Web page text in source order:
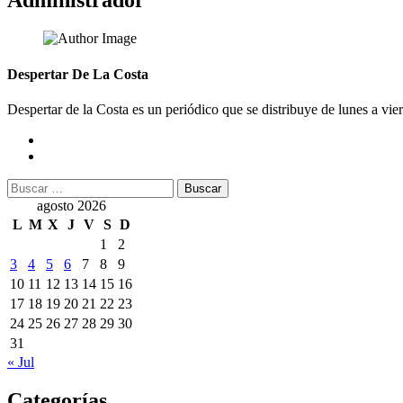
Despertar De La Costa
Despertar de la Costa es un periódico que se distribuye de lunes a
Buscar:
agosto 2026
L M X J V S D
1
2
3
4 5 6 7 8
9
10 11 12 13 14 15 16
17 18 19 20 21 22 23
24 25 26 27 28 29 30
31
« Jul